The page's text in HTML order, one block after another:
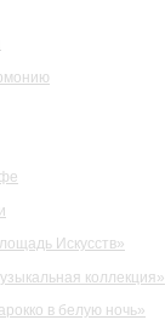
Искусств»
коллекция»
в белую ночь»